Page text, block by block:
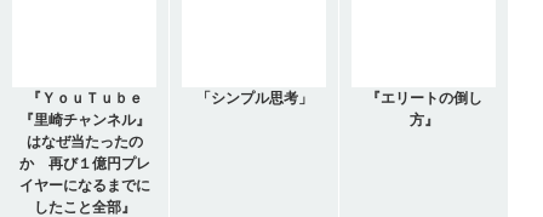
『ＹｏｕＴｕｂｅ
『里崎チャンネル』
はなぜ当たったの
か 再び１億円プレ
イヤーになるまでに
したこと全部』
「シンプル思考」
『エリートの倒し
方』